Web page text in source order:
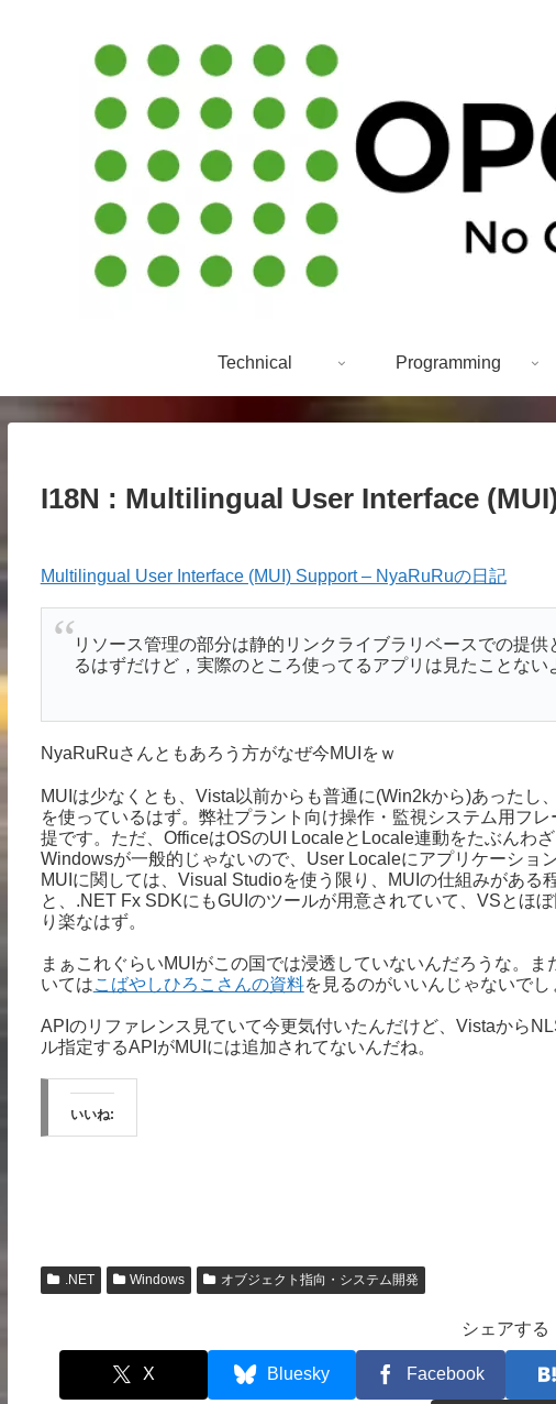
Technical Programming
I18N : Multilingual User Interface
Multilingual User Interface (MUI) Support – NyaRuRuの日記
リソース管理の部分は静的リンクライブラリベースでの提供
るはずだけど，実際のところ使ってるアプリは見たことな
NyaRuRuさんともあろう方がなぜ今MUIをｗ
MUIは少なくとも、Vista以前からも普通に(Win2kから)あったし
を使っているはず。弊社プラント向け操作・監視システム用フ
提です。ただ、OfficeはOSのUI LocaleとLocale連動をたぶんわ
Windowsが一般的じゃないので、User Localeにアプリケーショ
MUIに関しては、Visual Studioを使う限り、MUIの仕組みがある
と、.NET Fx SDKにもGUIのツールが用意されていて、VSとほ
り楽なはず。
まぁこれぐらいMUIがこの国では浸透していないんだろうな。
いてはこばやしひろこさんの資料を見るのがいいんじゃないでし
APIのリファレンス見ていて今更気付いたんだけど、Vistaから
ル指定するAPIがMUIには追加されてないんだね。
いいね:
.NET Windows オブジェクト指向・システム開発
シェアする
X Bluesky Facebook